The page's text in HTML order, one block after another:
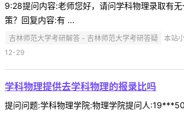
9:28提问内容:老师您好，请问学科物理录取有
策？回复内容:有 ...
吉林师范大学考研解答 - 吉林师范大学考研答疑
本站
12-29
学科物理提供去学科物理的报录比吗
提问问题:学科物理学院:物理学院提问人